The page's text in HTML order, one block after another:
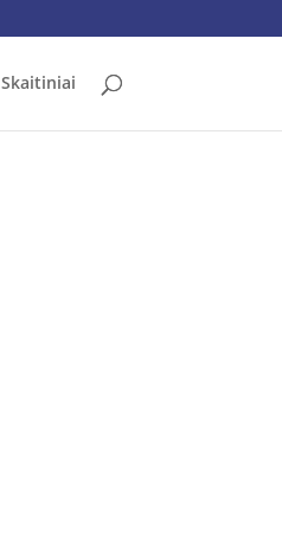
Skaitiniai